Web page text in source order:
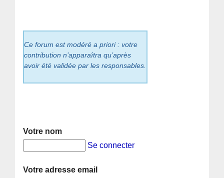
Ce forum est modéré a priori : votre
contribution n’apparaîtra qu’après
avoir été validée par les responsables.
Votre nom
Se connecter
Votre adresse email